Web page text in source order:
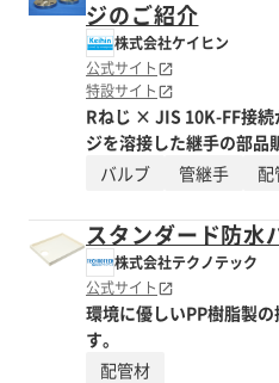
ジのご紹介
株式会社ケイヒン
公式サイト
特設サイト
Rねじ × JIS 10K-FF接
ジを溶接した継手の部品
バルブ
管継手 配
スタンダード防水
株式会社テクノテック
公式サイト
環境に優しいPP樹脂製
す。
配管材